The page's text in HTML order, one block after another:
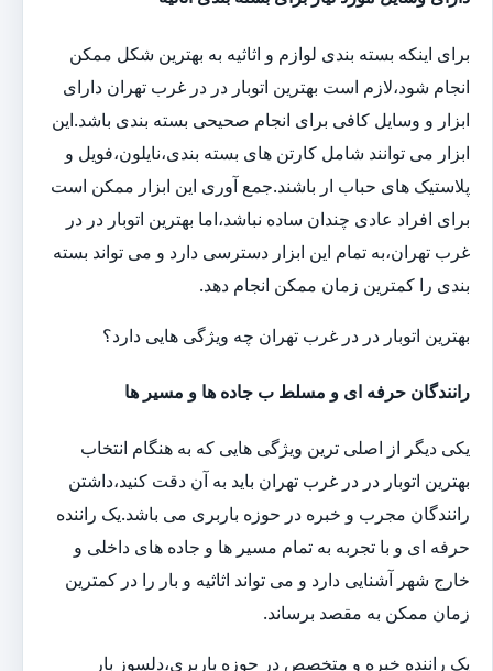
برای اینکه بسته بندی لوازم و اثاثیه به بهترین شکل ممکن
انجام شود،لازم است بهترین اتوبار در در غرب تهران دارای
ابزار و وسایل کافی برای انجام صحیحی بسته بندی باشد.این
ابزار می توانند شامل کارتن های بسته بندی،نایلون،فویل و
پلاستیک های حباب ار باشند.جمع آوری این ابزار ممکن است
برای افراد عادی چندان ساده نباشد،اما بهترین اتوبار در در
غرب تهران،به تمام این ابزار دسترسی دارد و می تواند بسته
بندی را کمترین زمان ممکن انجام دهد.
بهترین اتوبار در در غرب تهران چه ویژگی هایی دارد؟
رانندگان حرفه ای و مسلط ب جاده ها و مسیر ها
یکی دیگر از اصلی ترین ویژگی هایی که به هنگام انتخاب
بهترین اتوبار در در غرب تهران باید به آن دقت کنید،داشتن
رانندگان مجرب و خبره در حوزه باربری می باشد.یک راننده
حرفه ای و با تجربه به تمام مسیر ها و جاده های داخلی و
خارج شهر آشنایی دارد و می تواند اثاثیه و بار را در کمترین
زمان ممکن به مقصد برساند.
یک راننده خبره و متخصص در حوزه باربری،دلسوز بار